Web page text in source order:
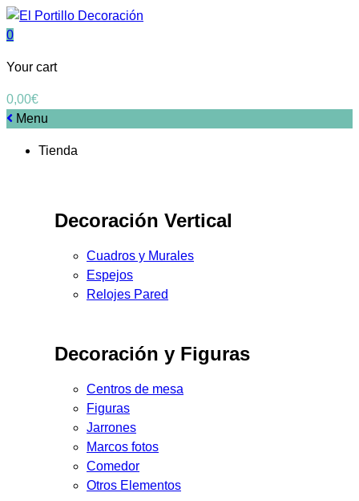
0
Your cart
0,00€
Menu
Tienda
Decoración Vertical
Cuadros y Murales
Espejos
Relojes Pared
Decoración y Figuras
Centros de mesa
Figuras
Jarrones
Marcos fotos
Comedor
Otros Elementos